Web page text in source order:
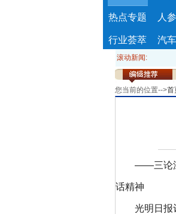
热点专题 人
行业荟萃 汽
滚动新闻:
您当前的位置-->首
——三论深入
话精神
光明日报